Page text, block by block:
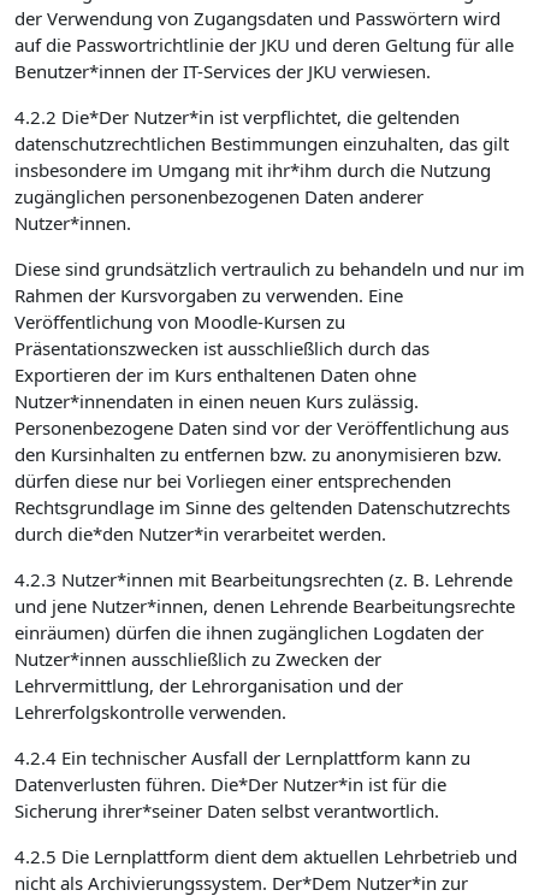
der Verwendung von Zugangsdaten und Passwörtern wird
auf die Passwortrichtlinie der JKU und deren Geltung für alle
Benutzer*innen der IT-Services der JKU verwiesen.
4.2.2 Die*Der Nutzer*in ist verpflichtet, die geltenden
datenschutzrechtlichen Bestimmungen einzuhalten, das gilt
insbesondere im Umgang mit ihr*ihm durch die Nutzung
zugänglichen personenbezogenen Daten anderer
Nutzer*innen.
Diese sind grundsätzlich vertraulich zu behandeln und nur im
Rahmen der Kursvorgaben zu verwenden. Eine
Veröffentlichung von Moodle-Kursen zu
Präsentationszwecken ist ausschließlich durch das
Exportieren der im Kurs enthaltenen Daten ohne
Nutzer*innendaten in einen neuen Kurs zulässig.
Personenbezogene Daten sind vor der Veröffentlichung aus
den Kursinhalten zu entfernen bzw. zu anonymisieren bzw.
dürfen diese nur bei Vorliegen einer entsprechenden
Rechtsgrundlage im Sinne des geltenden Datenschutzrechts
durch die*den Nutzer*in verarbeitet werden.
4.2.3 Nutzer*innen mit Bearbeitungsrechten (z. B. Lehrende
und jene Nutzer*innen, denen Lehrende Bearbeitungsrechte
einräumen) dürfen die ihnen zugänglichen Logdaten der
Nutzer*innen ausschließlich zu Zwecken der
Lehrvermittlung, der Lehrorganisation und der
Lehrerfolgskontrolle verwenden.
4.2.4 Ein technischer Ausfall der Lernplattform kann zu
Datenverlusten führen. Die*Der Nutzer*in ist für die
Sicherung ihrer*seiner Daten selbst verantwortlich.
4.2.5 Die Lernplattform dient dem aktuellen Lehrbetrieb und
nicht als Archivierungssystem. Der*Dem Nutzer*in zur